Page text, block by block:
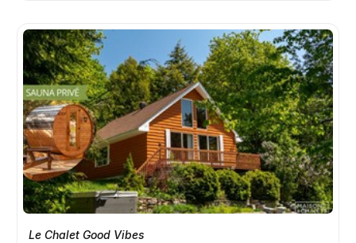
Le Chalet Good Vibes